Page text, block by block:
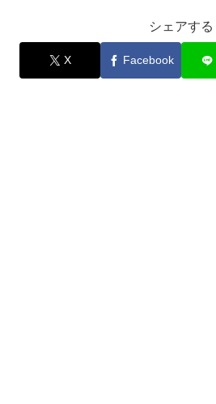
シェアする
X Facebook